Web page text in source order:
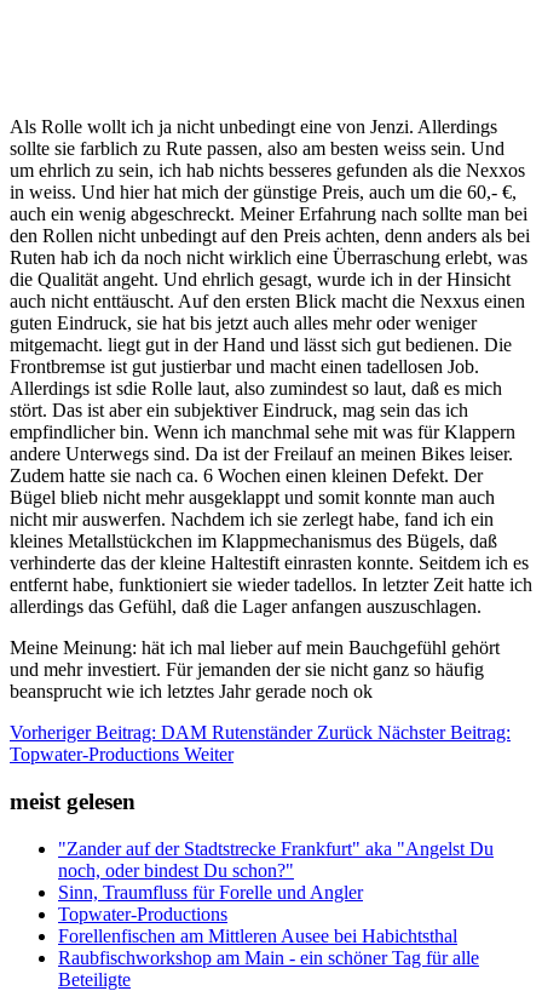
Als Rolle wollt ich ja nicht unbedingt eine von Jenzi. Allerdings
sollte sie farblich zu Rute passen, also am besten weiss sein. Und
um ehrlich zu sein, ich hab nichts besseres gefunden als die Nexxos
in weiss. Und hier hat mich der günstige Preis, auch um die 60,- €,
auch ein wenig abgeschreckt. Meiner Erfahrung nach sollte man bei
den Rollen nicht unbedingt auf den Preis achten, denn anders als bei
Ruten hab ich da noch nicht wirklich eine Überraschung erlebt, was
die Qualität angeht. Und ehrlich gesagt, wurde ich in der Hinsicht
auch nicht enttäuscht. Auf den ersten Blick macht die Nexxus einen
guten Eindruck, sie hat bis jetzt auch alles mehr oder weniger
mitgemacht. liegt gut in der Hand und lässt sich gut bedienen. Die
Frontbremse ist gut justierbar und macht einen tadellosen Job.
Allerdings ist sdie Rolle laut, also zumindest so laut, daß es mich
stört. Das ist aber ein subjektiver Eindruck, mag sein das ich
empfindlicher bin. Wenn ich manchmal sehe mit was für Klappern
andere Unterwegs sind. Da ist der Freilauf an meinen Bikes leiser.
Zudem hatte sie nach ca. 6 Wochen einen kleinen Defekt. Der
Bügel blieb nicht mehr ausgeklappt und somit konnte man auch
nicht mir auswerfen. Nachdem ich sie zerlegt habe, fand ich ein
kleines Metallstückchen im Klappmechanismus des Bügels, daß
verhinderte das der kleine Haltestift einrasten konnte. Seitdem ich es
entfernt habe, funktioniert sie wieder tadellos. In letzter Zeit hatte ich
allerdings das Gefühl, daß die Lager anfangen auszuschlagen.
Meine Meinung: hät ich mal lieber auf mein Bauchgefühl gehört
und mehr investiert. Für jemanden der sie nicht ganz so häufig
beansprucht wie ich letztes Jahr gerade noch ok
Vorheriger Beitrag: DAM Rutenständer Zurück Nächster Beitrag:
Topwater-Productions Weiter
meist gelesen
"Zander auf der Stadtstrecke Frankfurt" aka "Angelst Du
noch, oder bindest Du schon?"
Sinn, Traumfluss für Forelle und Angler
Topwater-Productions
Forellenfischen am Mittleren Ausee bei Habichtsthal
Raubfischworkshop am Main - ein schöner Tag für alle
Beteiligte